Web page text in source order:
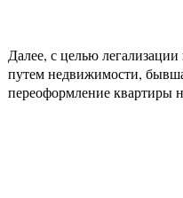
Далее, с целью
путем недвижимости,
переоформление квартиры